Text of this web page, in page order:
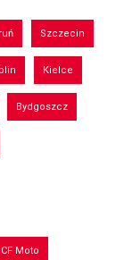
Szczecin
Kielce
Bydgoszcz
Moto